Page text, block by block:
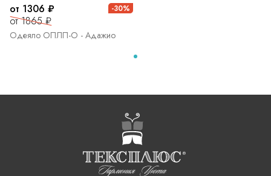
от 1306 ₽
от 1865 ₽
-30%
Одеяло ОПЛП-О - Адажио